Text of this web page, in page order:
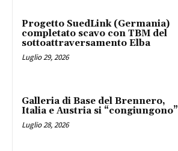
Progetto SuedLink (Germania)
completato scavo con TBM del
sottoattraversamento Elba
Luglio 29, 2026
Galleria di Base del Brennero,
Italia e Austria si “congiungono”
Luglio 28, 2026